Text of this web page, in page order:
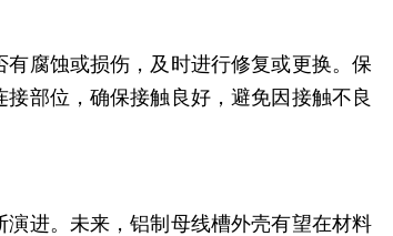
腐蚀或损伤，及时进行修复或更换。保
部位，确保接触良好，避免因接触不良
演进。未来，铝制母线槽外壳有望在材料